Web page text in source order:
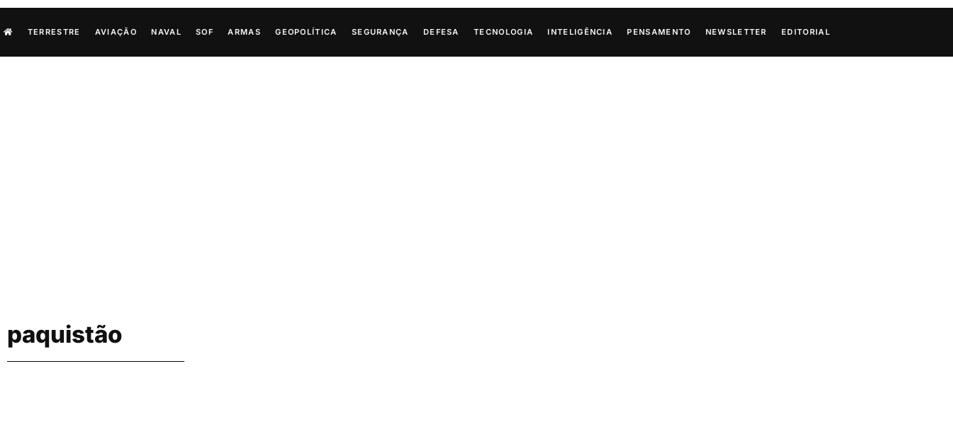
TERRESTRE AVIAÇÃO NAVAL SOF ARMAS GEOPOLÍTICA SEGURANÇA DEFESA TECNOLOGIA INTELIGÊNCIA PENSAMENTO NEWSLETTER EDITORIAL
paquistão